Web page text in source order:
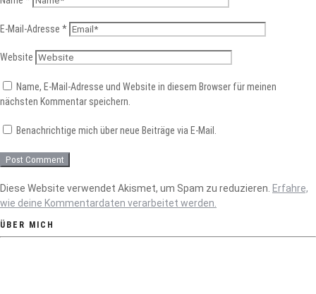
E-Mail-Adresse *
Website
Name, E-Mail-Adresse und Website in diesem Browser für meinen
nächsten Kommentar speichern.
Benachrichtige mich über neue Beiträge via E-Mail.
Diese Website verwendet Akismet, um Spam zu reduzieren. Erfahre,
wie deine Kommentardaten verarbeitet werden.
ÜBER MICH